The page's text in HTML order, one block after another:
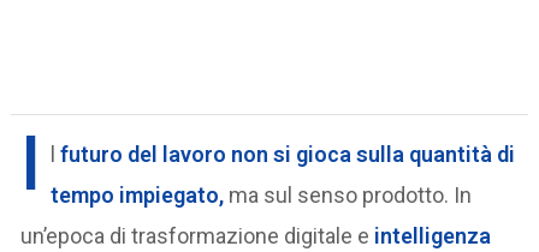
I lfuturo del lavoro non si gioca sulla quantità di
tempo impiegato, ma sul senso prodotto. In
un’epoca di trasformazione digitale e intelligenza